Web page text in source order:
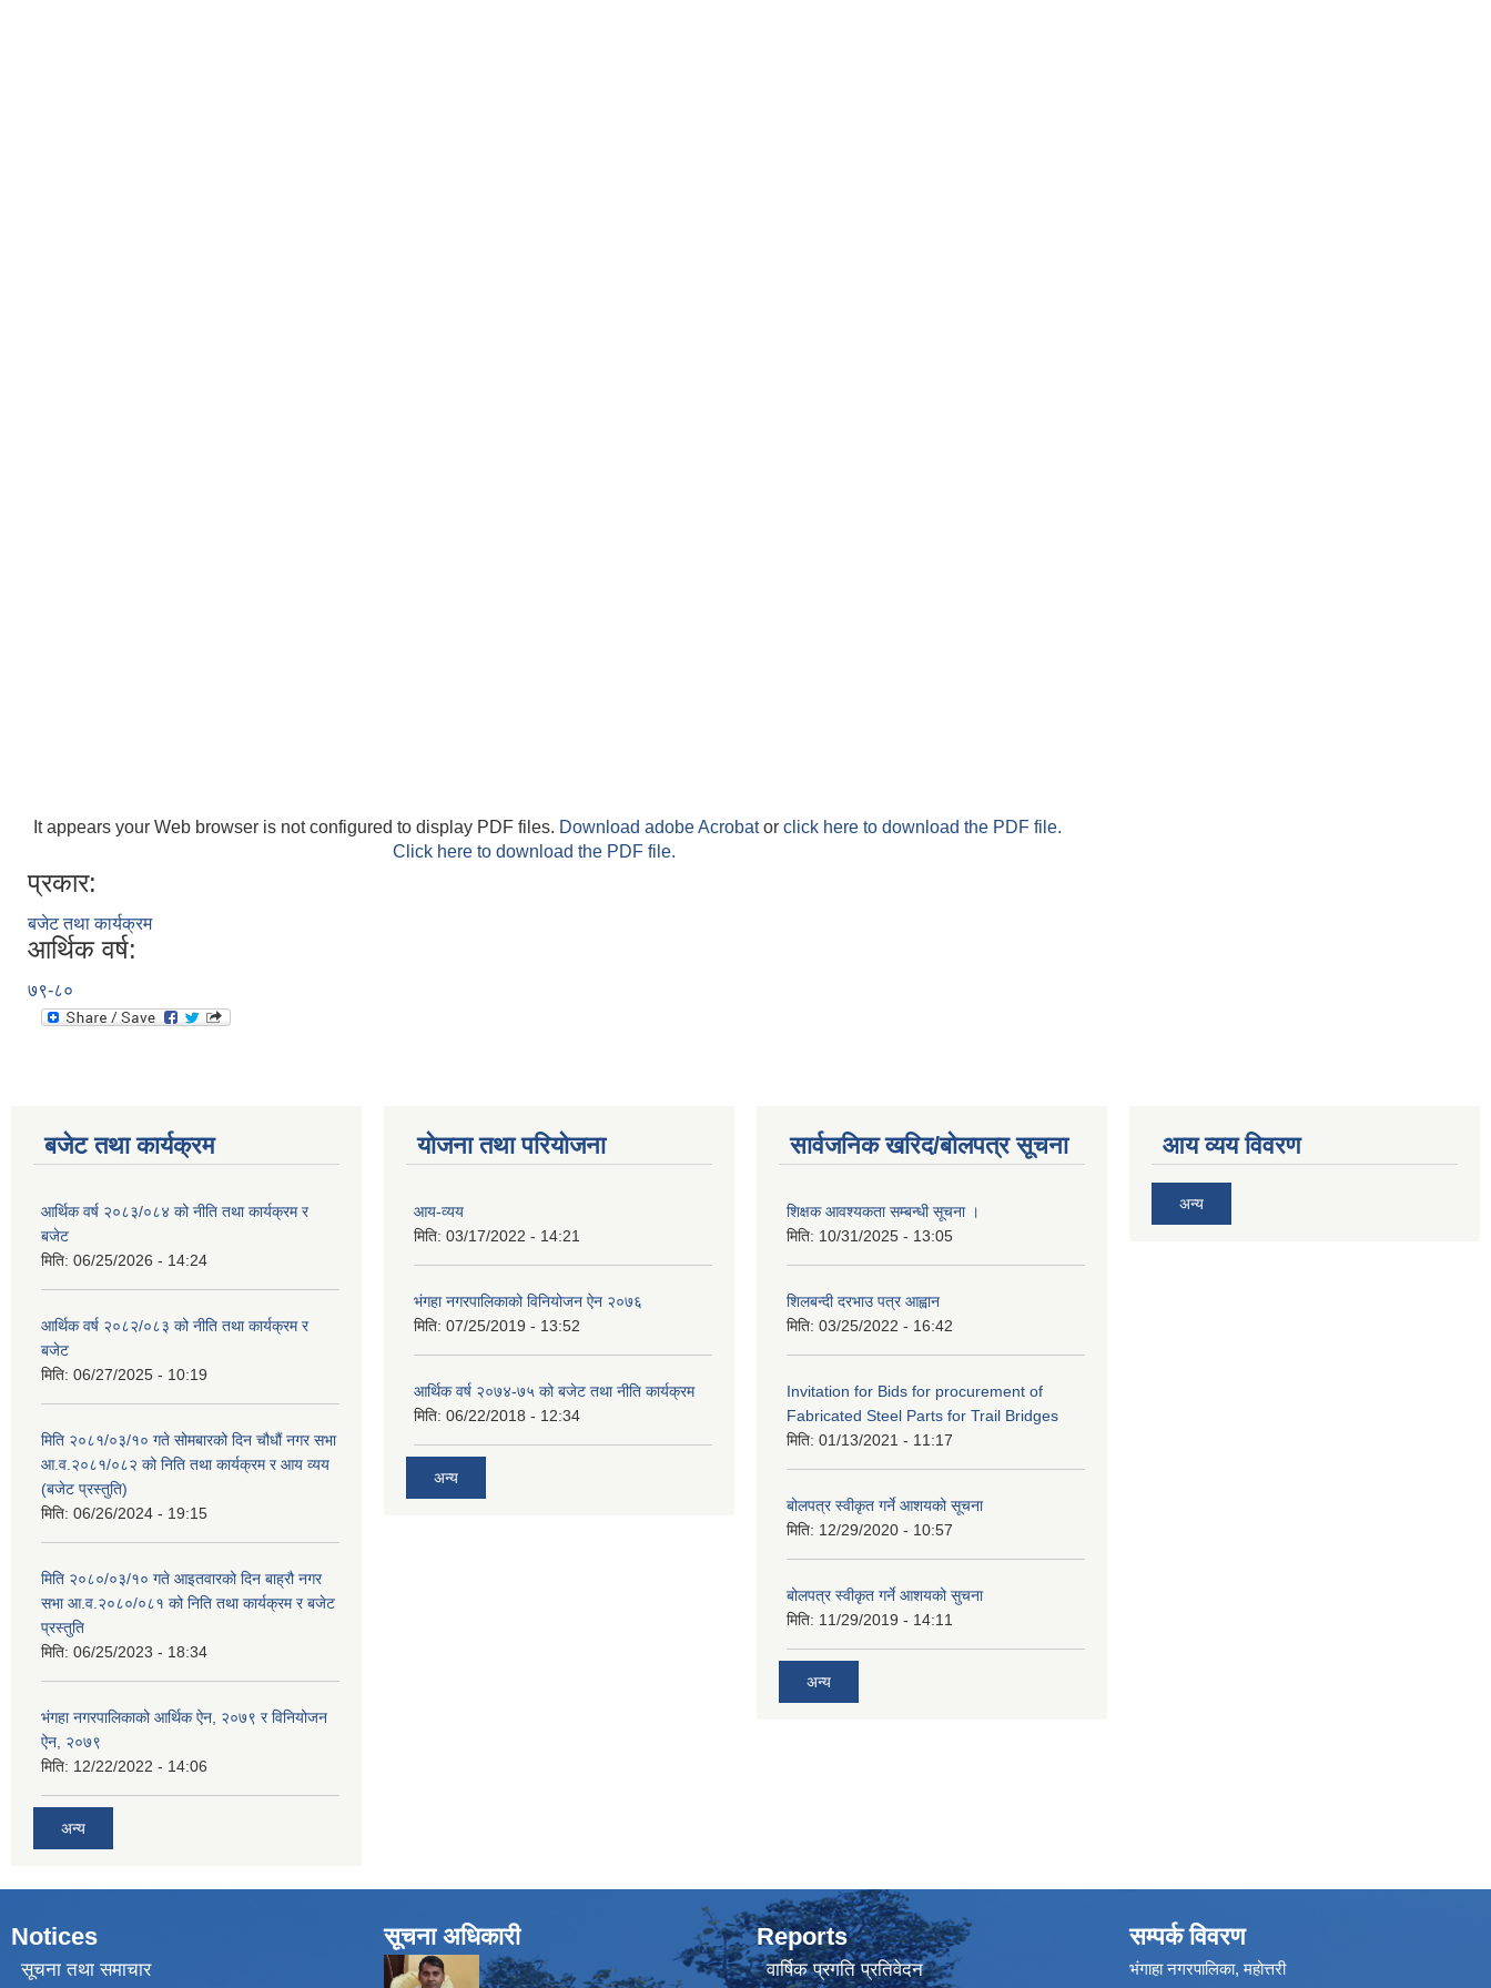
It appears your Web browser is not configured to display PDF files. Download adobe Acrobator click here to download the PDF file.
Click here to download the PDF file.
प्रकार:
बजेट तथा कार्यक्रम
आर्थिक वर्ष:
७९-८०
बजेट तथा कार्यक्रम
आर्थिक वर्ष २०८३/०८४ को नीति तथा कार्यक्रम र
बजेट
मिति: 06/25/2026 - 14:24
आर्थिक वर्ष २०८२/०८३ को नीति तथा कार्यक्रम र
बजेट
मिति: 06/27/2025 - 10:19
मिति २०८१/०३/१० गते सोमबारको दिन चौधौं नगर सभा
आ.व.२०८१/०८२ को निति तथा कार्यक्रम र आय व्यय
(बजेट प्रस्तुति)
मिति: 06/26/2024 - 19:15
मिति २०८०/०३/१० गते आइतवारको दिन बाह्रौ नगर
सभा आ.व.२०८०/०८१ को निति तथा कार्यक्रम र बजेट
प्रस्तुति
मिति: 06/25/2023 - 18:34
भंगहा नगरपालिकाको आर्थिक ऐन, २०७९ र विनियोजन
ऐन, २०७९
मिति: 12/22/2022 - 14:06
अन्य
योजना तथा परियोजना
आय-व्यय
मिति: 03/17/2022 - 14:21
भंगहा नगरपालिकाको विनियोजन ऐन २०७६
मिति: 07/25/2019 - 13:52
आर्थिक वर्ष २०७४-७५ को बजेट तथा नीति कार्यक्रम
मिति: 06/22/2018 - 12:34
अन्य
सार्वजनिक खरिद/बोलपत्र सूचना
शिक्षक आवश्यकता सम्बन्धी सूचना ।
मिति: 10/31/2025 - 13:05
शिलबन्दी दरभाउ पत्र आह्वान
मिति: 03/25/2022 - 16:42
Invitation for Bids for procurement of
Fabricated Steel Parts for Trail Bridges
मिति: 01/13/2021 - 11:17
बोलपत्र स्वीकृत गर्ने आशयको सूचना
मिति: 12/29/2020 - 10:57
बोलपत्र स्वीकृत गर्ने आशयको सुचना
मिति: 11/29/2019 - 14:11
अन्य
आय व्यय विवरण
अन्य
Notices
सूचना तथा समाचार
सूचना अधिकारी Reports
वार्षिक प्रगति प्रतिवेदन
सम्पर्क विवरण
भंगाहा नगरपालिका, महोत्तरी